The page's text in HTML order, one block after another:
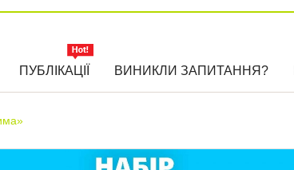
ПУБЛІКАЦІЇ ВИНИКЛИ ЗАПИТАННЯ?